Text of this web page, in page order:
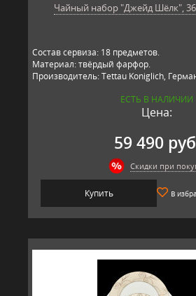
Чайный набор "Джейд Шёлк",
Состав сервиза: 18 предметов.
Материал: твёрдый фарфор.
Производитель: Tettau Koniglich,
ЕСТЬ В НАЛИЧИИ
Цена:
59 490
Скидки при
Купить В